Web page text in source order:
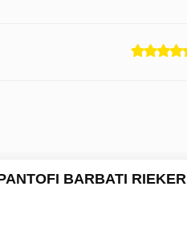
BARBATI RIEKER